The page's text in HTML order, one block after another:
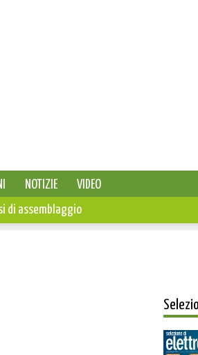
NOTIZIE
VIDEO
di assemblaggio